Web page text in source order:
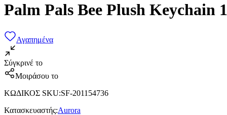
Palm Pals Bee Plush Keychain
Αγαπημένα
Σύγκρινέ το
Μοιράσου το
ΚΩΔΙΚΟΣ SKU:SF-201154736
Κατασκευαστής:Aurora